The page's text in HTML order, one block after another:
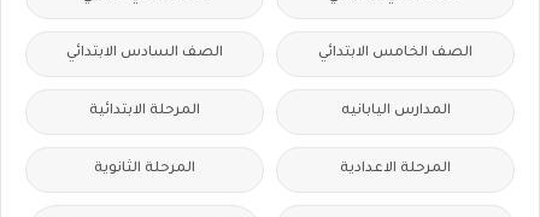
الصف الخامس الابتدائي الصف السادس الابتدائي
المدارس اليابانيه المرحلة الابتدائية
المرحلة الاعدادية المرحلة الثانوية